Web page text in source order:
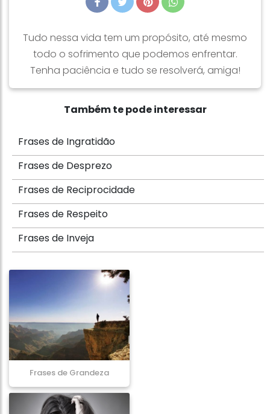
Tudo nessa vida tem um propósito, até mesmo
todo o sofrimento que podemos enfrentar.
Tenha paciência e tudo se resolverá, amiga!
Também te pode interessar
Frases de Ingratidão
Frases de Desprezo
Frases de Reciprocidade
Frases de Respeito
Frases de Inveja
Frases de Grandeza